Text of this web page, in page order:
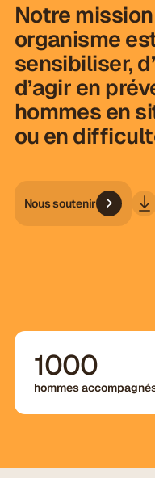
Notre
organisme
sensibiliser,
d’agir en
hommes en
ou en
Nous soutenir
1000
hommes